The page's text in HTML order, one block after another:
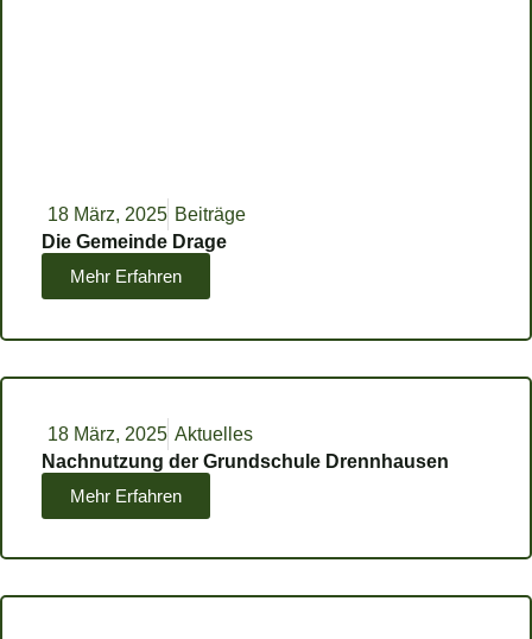
18 März, 2025 Beiträge
Die Gemeinde Drage
Mehr Erfahren
18 März, 2025 Aktuelles
Nachnutzung der Grundschule Drennhausen
Mehr Erfahren